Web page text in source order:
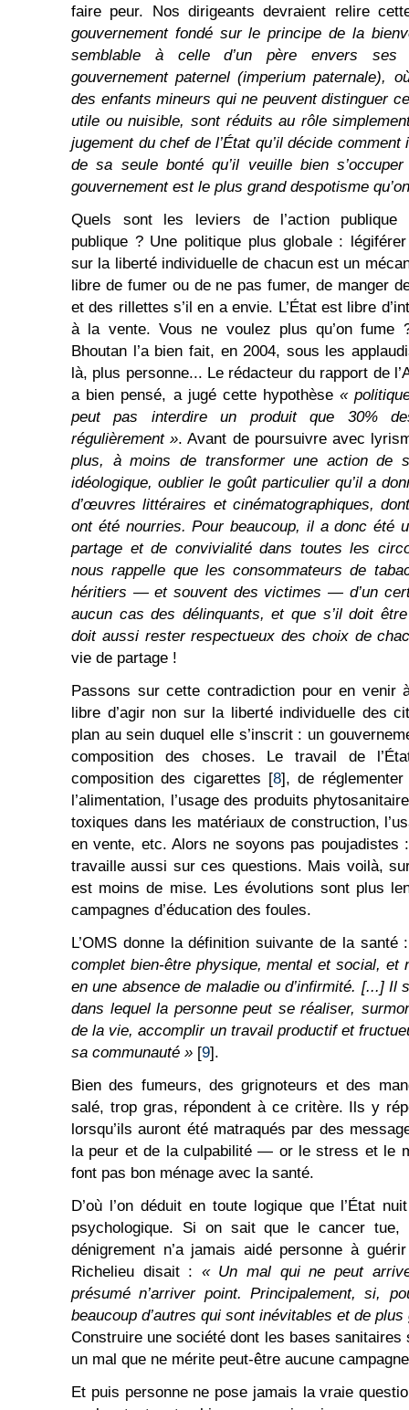
faire peur. Nos dirigeants devraient relire
gouvernement fondé sur le principe de la
semblable à celle d’un père envers ses
gouvernement paternel (imperium paternale),
des enfants mineurs qui ne peuvent distinguer
utile ou nuisible, sont réduits au rôle
jugement du chef de l’État qu’il décide
de sa seule bonté qu’il veuille bien
gouvernement est le plus grand despotisme
Quels sont les leviers de l’action
publique ? Une politique plus globale : légiférer
sur la liberté individuelle de chacun est un
libre de fumer ou de ne pas fumer, de manger
et des rillettes s’il en a envie. L’État est libre
à la vente. Vous ne voulez plus qu’on fume
Bhoutan l’a bien fait, en 2004, sous les
là, plus personne... Le rédacteur du rapport de
a bien pensé, a jugé cette hypothèse«
peut pas interdire un produit que 30%
régulièrement ». Avant de poursuivre avec
plus, à moins de transformer une action de
idéologique, oublier le goût particulier qu’il a
d’œuvres littéraires et cinématographiques,
ont été nourries. Pour beaucoup, il a donc été
partage et de convivialité dans toutes les
nous rappelle que les consommateurs de
héritiers — et souvent des victimes — d’un
aucun cas des délinquants, et que s’il doit
doit aussi rester respectueux des choix de
vie de partage !
Passons sur cette contradiction pour en venir
libre d’agir non sur la liberté individuelle des
plan au sein duquel elle s’inscrit : un
composition des choses. Le travail de
composition des cigarettes [8], de réglementer
l’alimentation, l’usage des produits
toxiques dans les matériaux de construction,
en vente, etc. Alors ne soyons pas poujadistes
travaille aussi sur ces questions. Mais voilà,
est moins de mise. Les évolutions sont plus
campagnes d’éducation des foules.
L’OMS donne la définition suivante de la santé
complet bien-être physique, mental et social, et
en une absence de maladie ou d’infirmité. [...] Il
dans lequel la personne peut se réaliser,
de la vie, accomplir un travail productif et
sa communauté » [9].
Bien des fumeurs, des grignoteurs et des
salé, trop gras, répondent à ce critère. Ils y
lorsqu’ils auront été matraqués par des
la peur et de la culpabilité — or le stress et le
font pas bon ménage avec la santé.
D’où l’on déduit en toute logique que l’État
psychologique. Si on sait que le cancer tue,
dénigrement n’a jamais aidé personne à
Richelieu disait : « Un mal qui ne peut
présumé n’arriver point. Principalement, si,
beaucoup d’autres qui sont inévitables et de
Construire une société dont les bases sanitaires
un mal que ne mérite peut-être aucune
Et puis personne ne pose jamais la vraie